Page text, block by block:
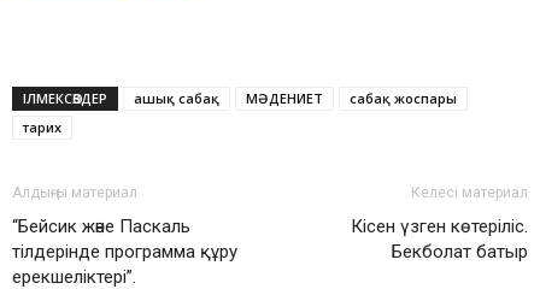
ІЛМЕКСӨЗДЕР ашық сабақ МӘДЕНИЕТ
сабақ жоспары
тарих
Алдыңғы материал
“Бейсик және Паскаль
тiлдерiнде программа құру
ерекшелiктерi”.
Келесі материал
Кiсен үзген көтерiлiс.
Бекболат батыр